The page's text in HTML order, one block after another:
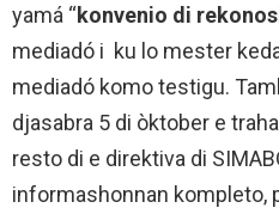
yamá “konvenio di
mediadó i ku lo mester
mediadó komo testigu.
djasabra 5 di òktober e
resto di e direktiva di
informashonnan kompleto,